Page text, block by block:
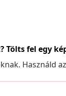
Tölts fel egy
Használd